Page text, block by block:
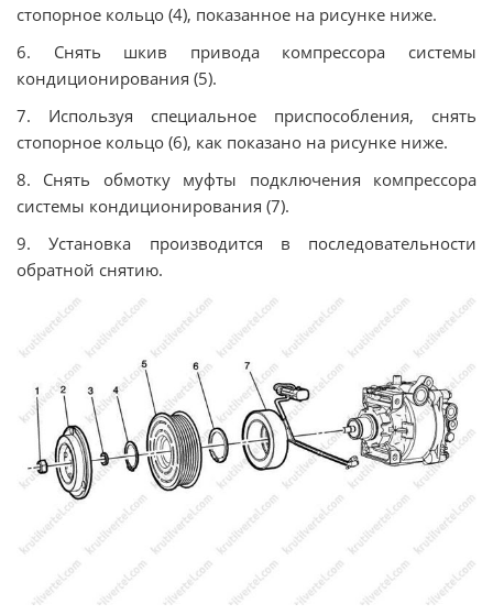
стопорное кольцо (4), показанное на рисунке ниже.
6. Снять шкив привода компрессора системы
кондиционирования (5).
7. Используя специальное приспособления, снять
стопорное кольцо (6), как показано на рисунке ниже.
8. Снять обмотку муфты подключения компрессора
системы кондиционирования (7).
9. Установка производится в последовательности
обратной снятию.